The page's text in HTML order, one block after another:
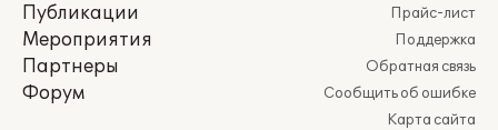
Публикации
Мероприятия
Партнеры
Форум
Прайс-лист
Поддержка
Обратная связь
Сообщить об ошибке
Карта сайта